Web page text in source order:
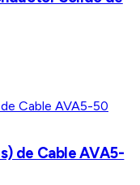
de Cable AVA5-